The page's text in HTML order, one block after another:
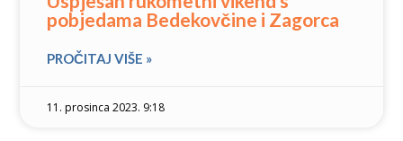
pobjedama Bedekovčine i Zagorca
PROČITAJ VIŠE »
11. prosinca 2023. 9:18